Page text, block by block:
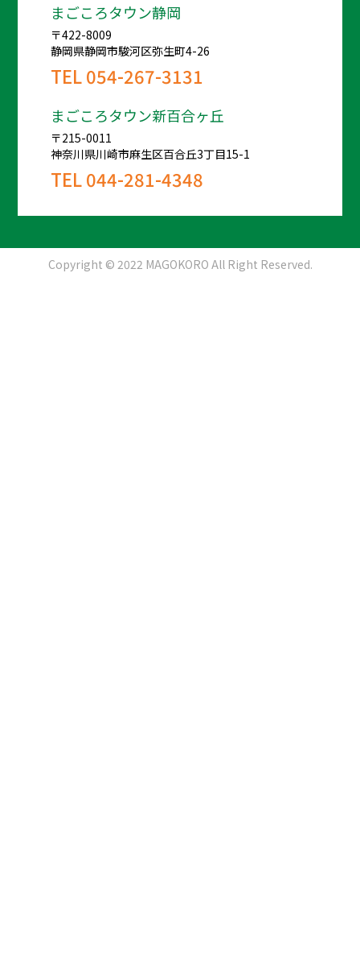
まごころタウン静岡
〒422-8009
静岡県静岡市駿河区弥生町4-26
TEL054-267-3131
まごころタウン新百合ヶ丘
〒215-0011
神奈川県川崎市麻生区百合丘3丁目15-1
TEL044-281-4348
Copyright © 2022 MAGOKORO All Right Reserved.